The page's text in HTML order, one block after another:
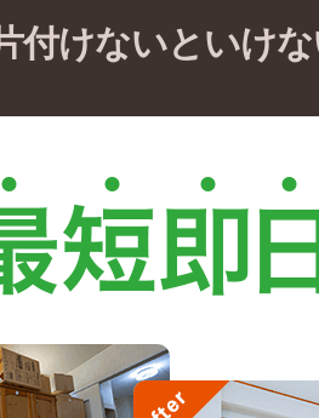
付けないといけ